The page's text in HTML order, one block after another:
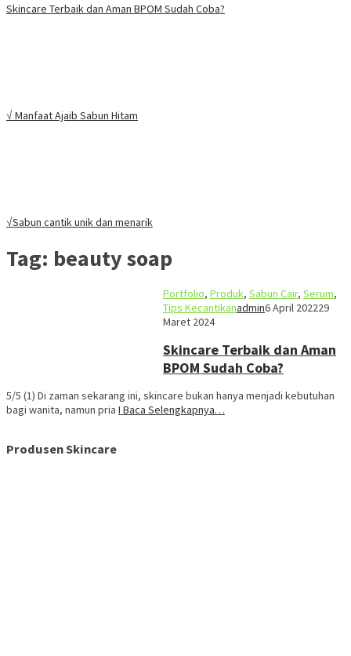
Skincare Terbaik dan Aman BPOM Sudah Coba?
√ Manfaat Ajaib Sabun Hitam
√Sabun cantik unik dan menarik
Tag: beauty soap
Portfolio, Produk, Sabun Cair, Serum,
Tips Kecantikanadmin6 April 202229
Maret 2024
Skincare Terbaik dan Aman
BPOM Sudah Coba?
5/5 (1) Di zaman sekarang ini, skincare bukan hanya menjadi kebutuhan
bagi wanita, namun pria I Baca Selengkapnya…
Produsen Skincare